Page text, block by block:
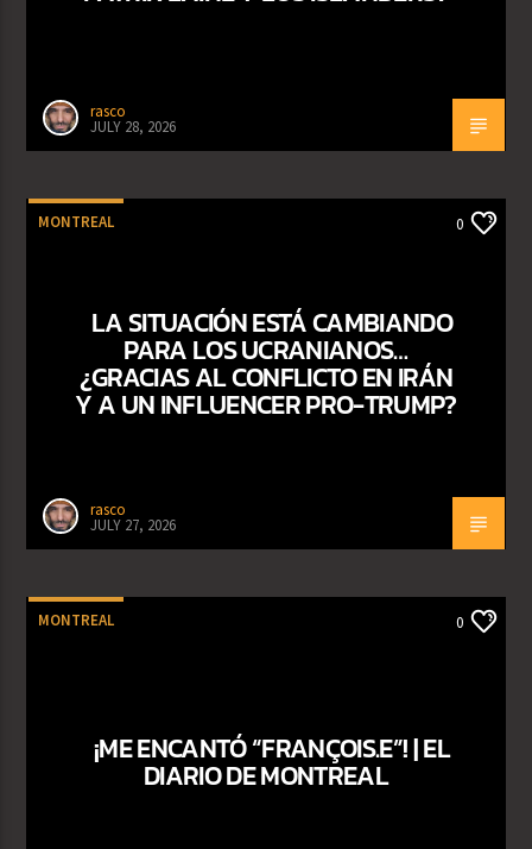
rasco
JULY 28, 2026
MONTREAL 0
LA SITUACIÓN ESTÁ CAMBIANDO
PARA LOS UCRANIANOS…
¿GRACIAS AL CONFLICTO EN IRÁN
Y A UN INFLUENCER PRO-TRUMP?
rasco
JULY 27, 2026
MONTREAL 0
¡ME ENCANTÓ “FRANÇOIS.E”! | EL
DIARIO DE MONTREAL